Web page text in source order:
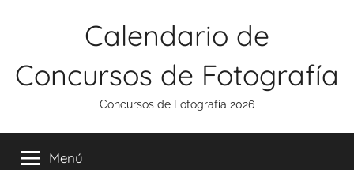
Calendario de
Concursos de Fotografía
Concursos de Fotografía 2026
Menú